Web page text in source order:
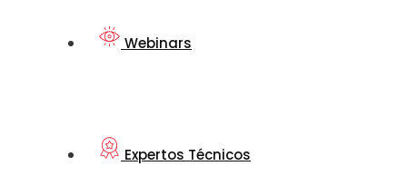
Webinars
Expertos Técnicos